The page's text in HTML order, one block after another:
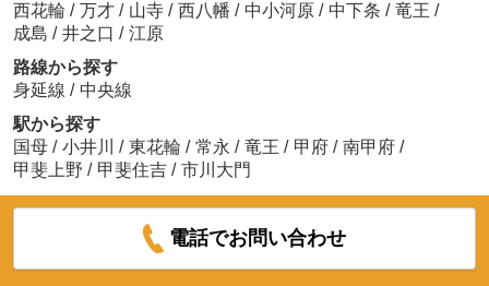
西花輪 / 万才 / 山寺 / 西八幡 / 中小河原 / 中下条 / 竜王 /
成島 / 井之口 / 江原
路線から探す
身延線 / 中央線
駅から探す
国母 / 小井川 / 東花輪 / 常永 / 竜王 / 甲府 / 南甲府 /
甲斐上野 / 甲斐住吉 / 市川大門
電話でお問い合わせ